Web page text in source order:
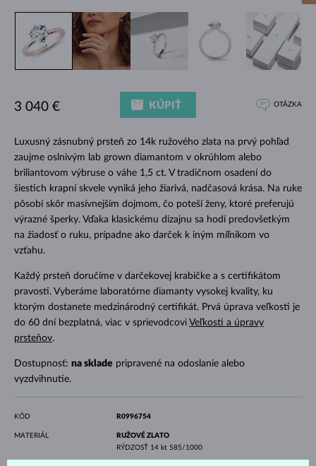
Luxusný zásnubný prsteň zo 14k ružového zlata na prvý pohľad
zaujme oslnivým lab grown diamantom v okrúhlom alebo
briliantovom výbruse o váhe 1,5 ct. V tradičnom osadení do
šiestich krapní skvele vyniká jeho žiarivá, nadčasová krása. Na ruke
pôsobí skôr masívnejším dojmom, čo poteší ženy, ktoré preferujú
výrazné šperky. Vďaka klasickému dizajnu sa hodí predovšetkým
na žiadosť o ruku, prípadne ako darček k iným míľnikom vo
vzťahu.
Každý prsteň doručíme v darčekovej krabičke a s certifikátom
pravosti. Vyberáme laboratórne diamanty vysokej kvality, ku
ktorým dostanete medzinárodný certifikát. Prvá úprava veľkosti je
do 60 dní bezplatná, viac v sprievodcovi Veľkosti a úpravy
prsteňov.
Dostupnosť: na sklade pripravené na odoslanie alebo
vyzdvihnutie.
3 040 € KÚPIŤ OTÁZKA
KÓD R0996754
MATERIÁL
RUŽOVÉ ZLATO
RÝDZOSŤ 14 kt 585/1000